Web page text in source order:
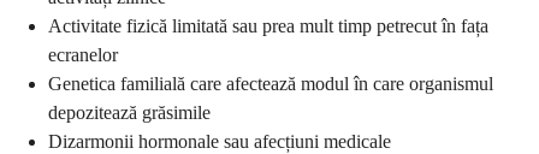
Activitate fizică limitată sau prea mult timp petrecut în fața
ecranelor
Genetica familială care afectează modul în care organismul
depozitează grăsimile
Dizarmonii hormonale sau afecțiuni medicale